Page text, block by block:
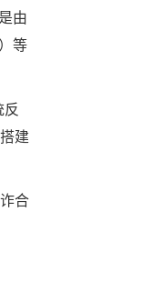
由
等
反
建
合